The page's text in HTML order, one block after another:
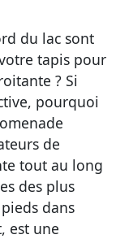
du lac sont
tapis pour
? Si
pourquoi
de
tout au long
des plus
dans
est une